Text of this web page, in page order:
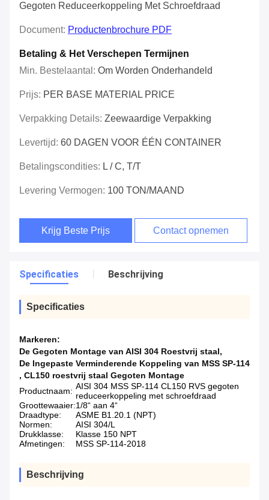
Gegoten Reduceerkoppeling Met Schroefdraad
Document: Productenbrochure PDF
Betaling & Het Verschepen Termijnen
Min. Bestelaantal: Om Worden Onderhandeld
Prijs: PER BASE MATERIAL PRICE
Verpakking Details: Zeewaardige Verpakking
Levertijd: 60 DAGEN VOOR ÉÉN CONTAINER
Betalingscondities: L / C, T/T
Levering Vermogen: 100 TON/MAAND
Krijg Beste Prijs Contact opnemen
Specificaties Beschrijving
Specificaties
Markeren:
De Gegoten Montage van AISI 304 Roestvrij staal,
De Ingepaste Verminderende Koppeling van MSS SP-114
, CL150 roestvrij staal Gegoten Montage
Productnaam: AISI 304 MSS SP-114 CL150 RVS gegoten
reduceerkoppeling met schroefdraad
Groottewaaier:1/8“ aan 4“
Draadtype:
ASME B1.20.1 (NPT)
Normen:
AISI 304/L
Drukklasse:
Klasse 150 NPT
Afmetingen:
MSS SP-114-2018
Beschrijving